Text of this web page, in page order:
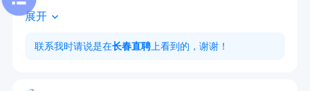
任职要求：
1. 具备良好的责任心和耐心，能够在夜间高效完成
展开
联系我时请说是在长春直聘 上看到的，谢谢！